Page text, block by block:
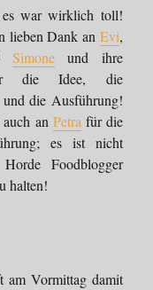
es war wirklich toll!
lieben Dank an Evi,
Simoneund ihre
die Idee, die
und die Ausführung!
an Petrafür die
es ist nicht
Foodblogger
halten!
am Vormittag damit